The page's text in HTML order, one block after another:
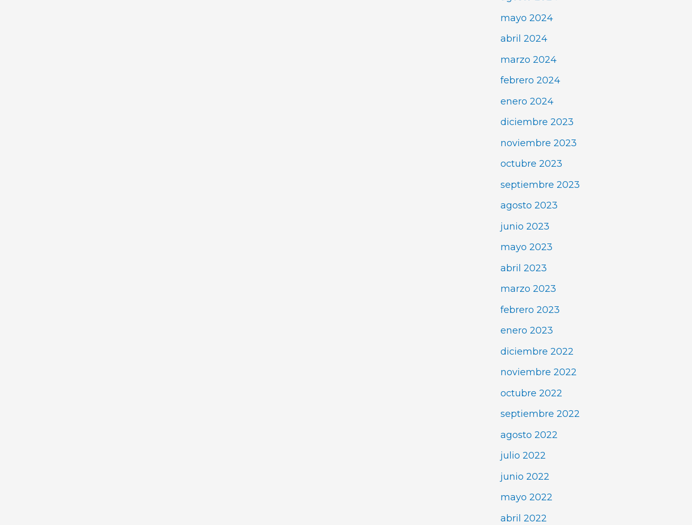
mayo 2024
abril 2024
marzo 2024
febrero 2024
enero 2024
diciembre 2023
noviembre 2023
octubre 2023
septiembre 2023
agosto 2023
junio 2023
mayo 2023
abril 2023
marzo 2023
febrero 2023
enero 2023
diciembre 2022
noviembre 2022
octubre 2022
septiembre 2022
agosto 2022
julio 2022
junio 2022
mayo 2022
abril 2022